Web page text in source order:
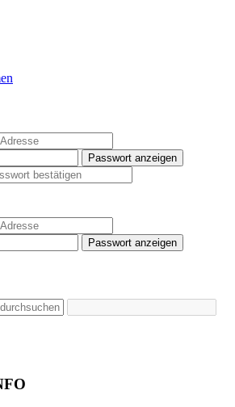
Passwort anzeigen
Passwort anzeigen